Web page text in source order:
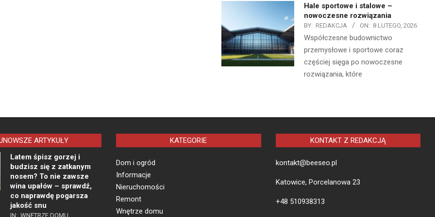
Hale sportowe i stalowe –
nowoczesne rozwiązania
BY: REDAKCJA ON: 8 LUTEGO, 2026
Współczesne budownictwo
przemysłowe i sportowe coraz
częściej sięga po nowoczesne
rozwiązania, które
ARTYKUŁY
Latem śpisz gorzej i
budzisz się z zatkanym
nosem? To nie zawsze
wina upałów – sprawdź,
co naprawdę pogarsza
jakość snu
IN: WNĘTRZE DOMU
KATEGORIE
Dom i ogród
Informacje
Nieruchomości
Remont
Wnętrze domu
KONTAKT Z REDAKCJĄ
kontakt@beeseo.pl
Katowice, Porcelanowa 23
+48 510938313